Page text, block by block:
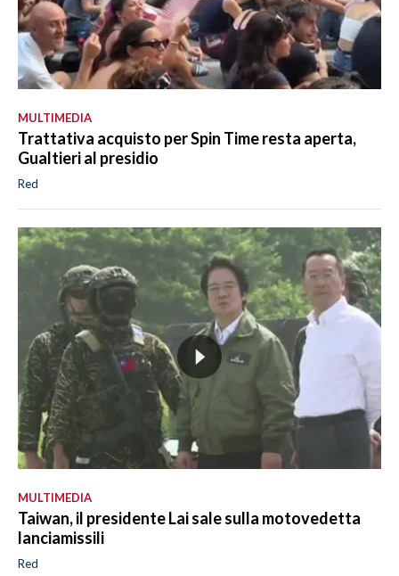
MULTIMEDIA
Trattativa acquisto per Spin Time resta aperta,
Gualtieri al presidio
Red
MULTIMEDIA
Taiwan, il presidente Lai sale sulla motovedetta
lanciamissili
Red